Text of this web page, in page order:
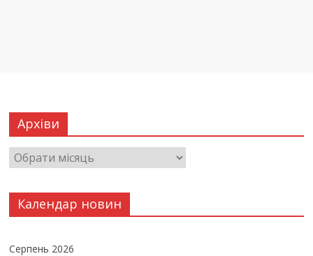
Архіви
Календар новин
Серпень 2026